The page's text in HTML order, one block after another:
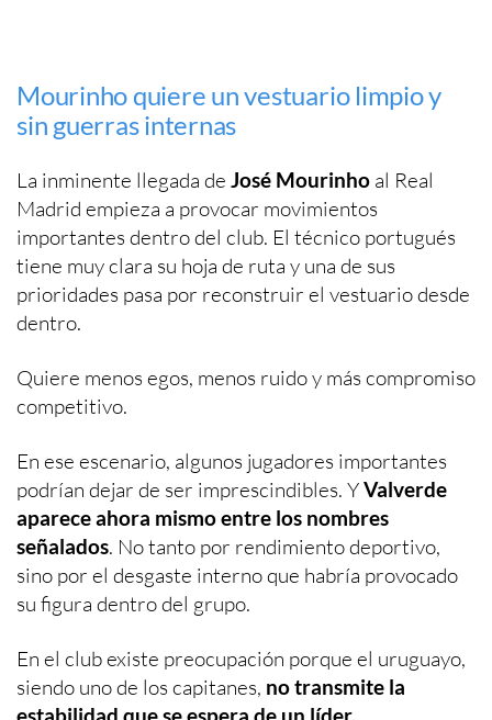
Mourinho quiere un vestuario limpio y
sin guerras internas
La inminente llegada de José Mourinho al Real
Madrid empieza a provocar movimientos
importantes dentro del club. El técnico portugués
tiene muy clara su hoja de ruta y una de sus
prioridades pasa por reconstruir el vestuario desde
dentro.
Quiere menos egos, menos ruido y más compromiso
competitivo.
En ese escenario, algunos jugadores importantes
podrían dejar de ser imprescindibles. YValverde
aparece ahora mismo entre los nombres
señalados. No tanto por rendimiento deportivo,
sino por el desgaste interno que habría provocado
su figura dentro del grupo.
En el club existe preocupación porque el uruguayo,
siendo uno de los capitanes, no transmite la
estabilidad que se espera de un líder.